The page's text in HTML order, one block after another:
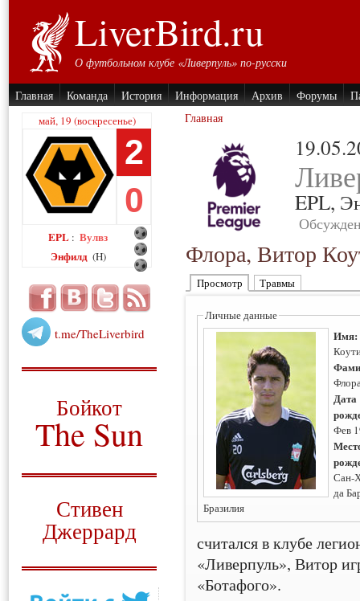
LiverBird.ru
О футбольном клубе «Ливерпуль» по-русски
Главная Команда История Информация Архив Форумы
май, 19 (воскресенье)
2
0
EPL : Вулвз
Энфилд (H)
t.me/TheLiverbird
Бойкот
The Sun
Стивен
Джеррард
Главная
EPL,
Флора, Витор
Просмотр Травмы
Личные данные
Дата
Фев
Сан-
да
Бразилия
считался в клубе
«Ливерпуль», Витор
«Ботафого».